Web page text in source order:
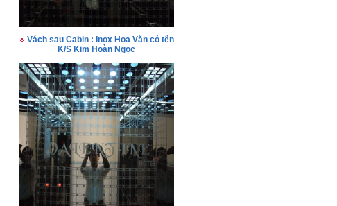
Vách sau Cabin : Inox Hoa Văn có tên
K/S Kim Hoàn Ngọc